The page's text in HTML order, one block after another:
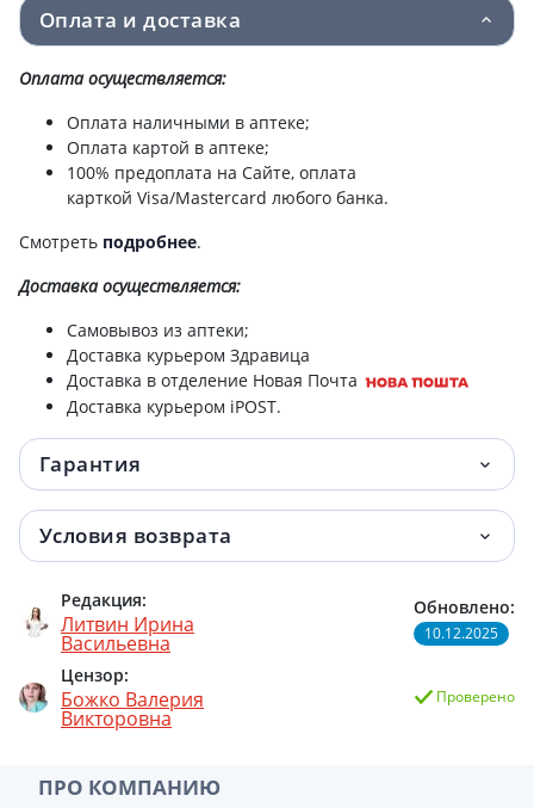
Оплата и доставка
Оплата осуществляется:
Оплата наличными в аптеке;
Оплата картой в аптеке;
100% предоплата на Сайте, оплата
карткой Visa/Mastercard любого банка.
Смотреть подробнее.
Доставкаосуществляется:
Самовывоз из аптеки;
Доставка курьером Здравица
Доставка в отделение Новая Почта
Доставка курьером iPOST.
Гарантия
Условия возврата
Редакция:
Литвин Ирина
Васильевна
Цензор:
Божко Валерия
Викторовна
Обновлено:
10.12.2025
Проверено
ПРО КОМПАНИЮ